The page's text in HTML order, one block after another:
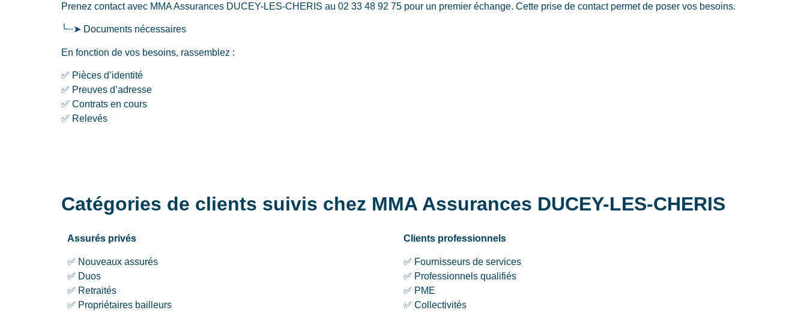
Prenez contact avec MMA Assurances DUCEY-LES-CHERIS au 02 33 48 92 75 pour un premier échange. Cette prise de contact permet de poser vos besoins.
╰┈➤ Documents nécessaires
En fonction de vos besoins, rassemblez :
✅ Pièces d’identité
✅ Preuves d’adresse
✅ Contrats en cours
✅ Relevés
Catégories de clients suivis chez MMA Assurances DUCEY-LES-CHERIS
Assurés privés
✅ Nouveaux assurés
✅ Duos
✅ Retraités
✅ Propriétaires bailleurs
Clients professionnels
✅ Fournisseurs de services
✅ Professionnels qualifiés
✅ PME
✅ Collectivités